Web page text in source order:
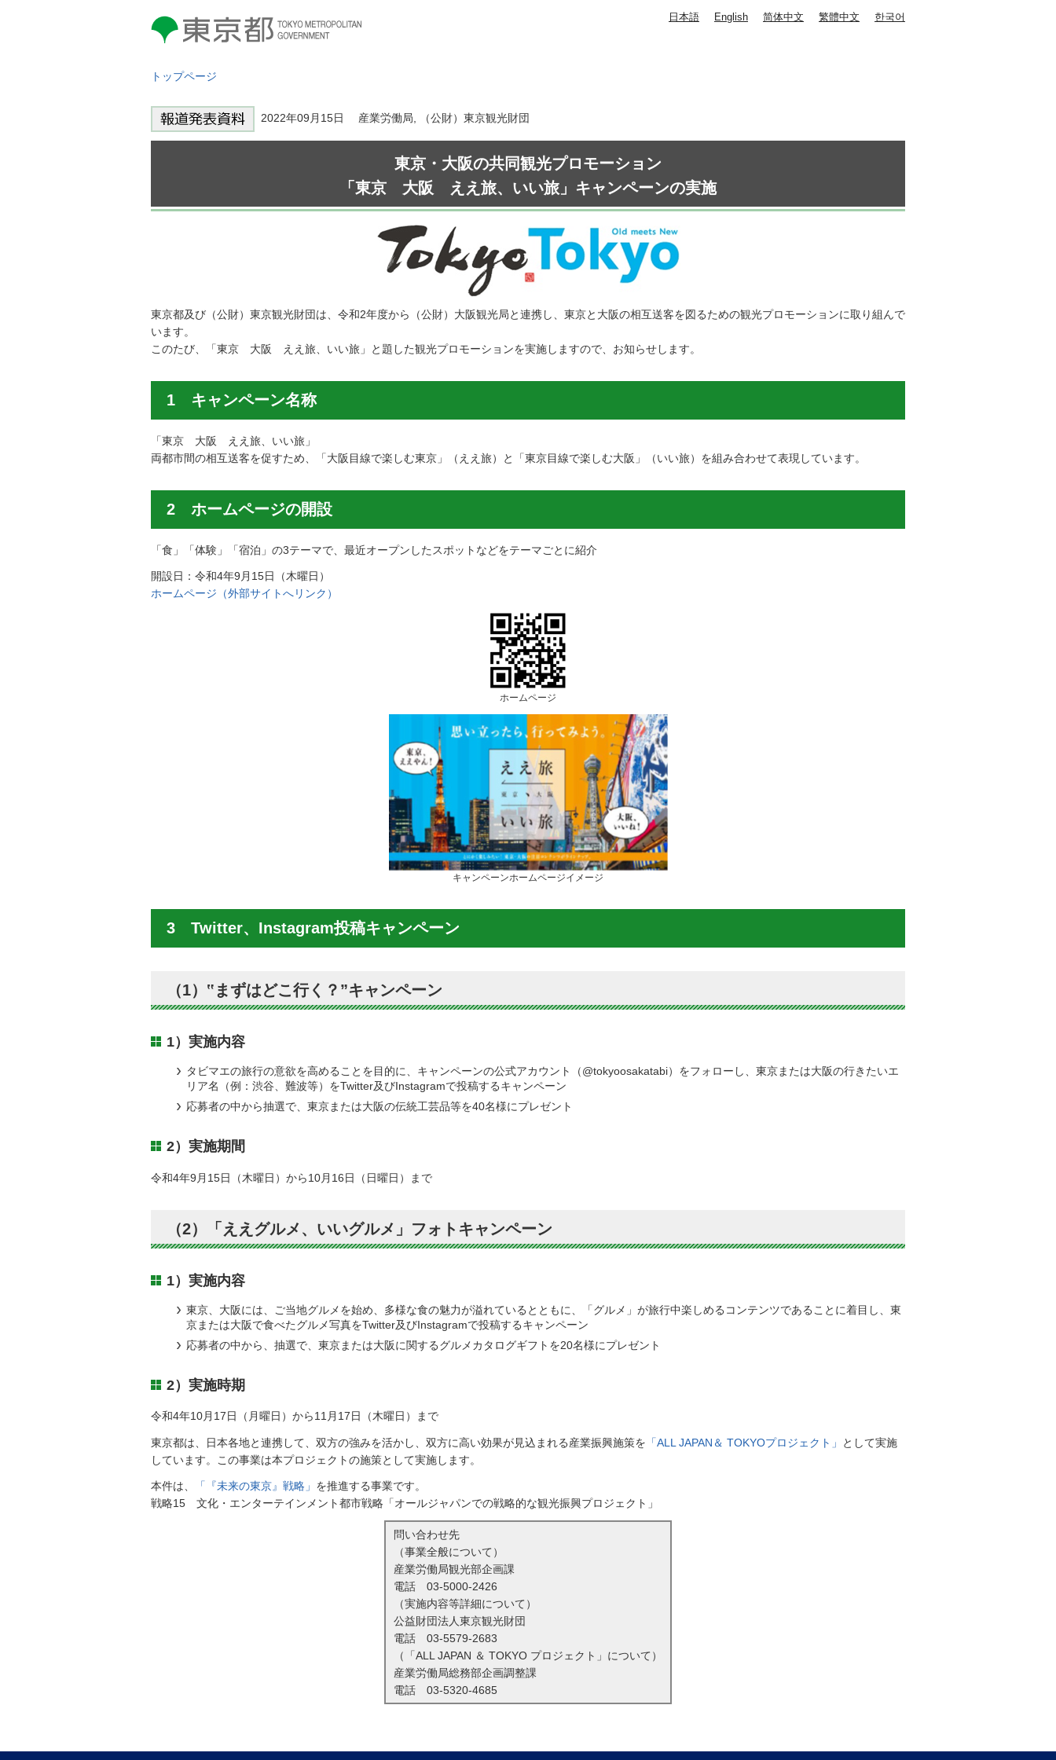
東京都 TOKYO METROPOLITAN
GOVERNMENT
日本語 English 简体中文 繁體中文 한국어
トップページ
2022年09月15日 産業労働局, （公財）東京観光財団
東京・大阪の共同観光プロモーション
「東京 大阪 ええ旅、いい旅」キャンペーンの実施
東京都及び（公財）東京観光財団は、令和2年度から（公財）大阪観光局と連携し、東京と大阪の相互送客を図るための観光プロモーションに取り組んで
います。
このたび、「東京 大阪 ええ旅、いい旅」と題した観光プロモーションを実施しますので、お知らせします。
1 キャンペーン名称
「東京 大阪 ええ旅、いい旅」
両都市間の相互送客を促すため、「大阪目線で楽しむ東京」（ええ旅）と「東京目線で楽しむ大阪」（いい旅）を組み合わせて表現しています。
2 ホームページの開設
「食」「体験」「宿泊」の3テーマで、最近オープンしたスポットなどをテーマごとに紹介
開設日：令和4年9月15日（木曜日）
ホームページ（外部サイトへリンク）
ホームページ
キャンペーンホームページイメージ
3 Twitter、Instagram投稿キャンペーン
（1）‟まずはどこ行く？”キャンペーン
1）実施内容
タビマエの旅行の意欲を高めることを目的に、キャンペーンの公式アカウント（@tokyoosakatabi）をフォローし、東京または大阪の行きたいエ
リア名（例：渋谷、難波等）をTwitter及びInstagramで投稿するキャンペーン
応募者の中から抽選で、東京または大阪の伝統工芸品等を40名様にプレゼント
2）実施期間
令和4年9月15日（木曜日）から10月16日（日曜日）まで
（2）「ええグルメ、いいグルメ」フォトキャンペーン
1）実施内容
東京、大阪には、ご当地グルメを始め、多様な食の魅力が溢れているとともに、「グルメ」が旅行中楽しめるコンテンツであることに着目し、東
京または大阪で食べたグルメ写真をTwitter及びInstagramで投稿するキャンペーン
応募者の中から、抽選で、東京または大阪に関するグルメカタログギフトを20名様にプレゼント
2）実施時期
令和4年10月17日（月曜日）から11月17日（木曜日）まで
東京都は、日本各地と連携して、双方の強みを活かし、双方に高い効果が見込まれる産業振興施策を 「ALL JAPAN＆ TOKYOプロジェクト」
として実施
しています。この事業は本プロジェクトの施策として実施します。
本件は、 「『未来の東京』戦略」 を推進する事業です。
戦略15 文化・エンターテインメント都市戦略「オールジャパンでの戦略的な観光振興プロジェクト」
問い合わせ先
（事業全般について）
産業労働局観光部企画課
電話 03-5000-2426
（実施内容等詳細について）
公益財団法人東京観光財団
電話 03-5579-2683
（「ALL JAPAN ＆ TOKYO プロジェクト」について）
産業労働局総務部企画調整課
電話 03-5320-4685